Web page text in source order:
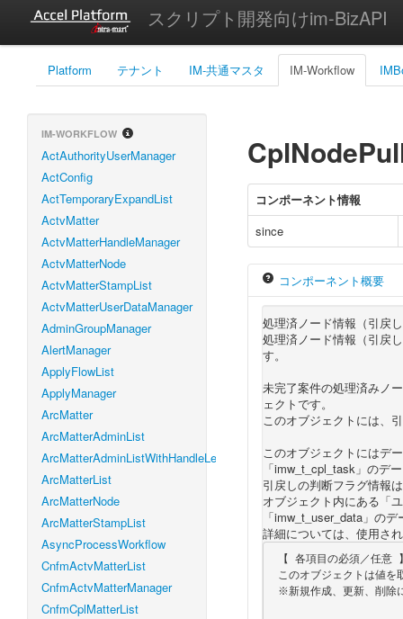
スクリプト開発向けim-BizAPI
Platform テナント IM-共通マスタ IM-Workflow
IM-WORKFLOW
ActAuthorityUserManager
ActConfig
ActTemporaryExpandList
ActvMatter
ActvMatterHandleManager
ActvMatterNode
ActvMatterStampList
ActvMatterUserDataManager
AdminGroupManager
AlertManager
ApplyFlowList
ApplyManager
ArcMatter
ArcMatterAdminList
ArcMatterAdminListWithHandleLevel
ArcMatterList
ArcMatterNode
ArcMatterStampList
AsyncProcessWorkflow
CnfmActvMatterList
CnfmActvMatterManager
CnfmCplMatterList
コンポーネント情報
since
コンポーネント概要
処理済ノード情報（引戻
処理済ノード情報（引戻
す。
未完了案件の処理済みノ
ェクトです。
このオブジェクトには、
このオブジェクトにはデ
「imw_t_cpl_task」のデ
引戻しの判断フラグ情報
オブジェクト内にある「
「imw_t_user_data」の
詳細については、使用さ